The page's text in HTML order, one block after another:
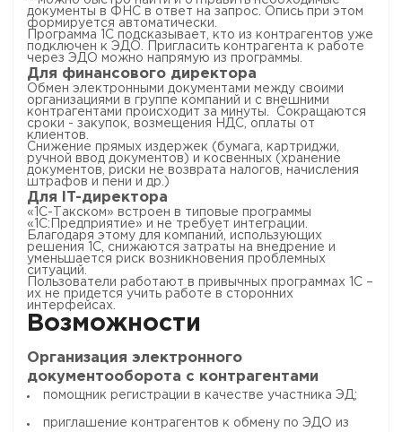
документы в ФНС в ответ на запрос. Опись при этом
формируется автоматически.
Программа 1С подсказывает, кто из контрагентов уже
подключен к ЭДО. Пригласить контрагента к работе
через ЭДО можно напрямую из программы.
Для финансового директора
Обмен электронными документами между своими
организациями в группе компаний и с внешними
контрагентами происходит за минуты. Сокращаются
сроки - закупок, возмещения НДС, оплаты от
клиентов.
Снижение прямых издержек (бумага, картриджи,
ручной ввод документов) и косвенных (хранение
документов, риски не возврата налогов, начисления
штрафов и пени и др.)
Для IT-директора
«1С-Такском» встроен в типовые программы
«1С:Предприятие» и не требует интеграции.
Благодаря этому для компаний, использующих
решения 1С, снижаются затраты на внедрение и
уменьшается риск возникновения проблемных
ситуаций.
Пользователи работают в привычных программах 1С –
их не придется учить работе в сторонних
интерфейсах.
Возможности
Организация электронного
документооборота с контрагентами
помощник регистрации в качестве участника ЭД;
приглашение контрагентов к обмену по ЭДО из